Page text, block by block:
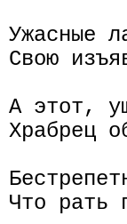
Ужасные
Свою
А этот,
Храбрец
Что рать